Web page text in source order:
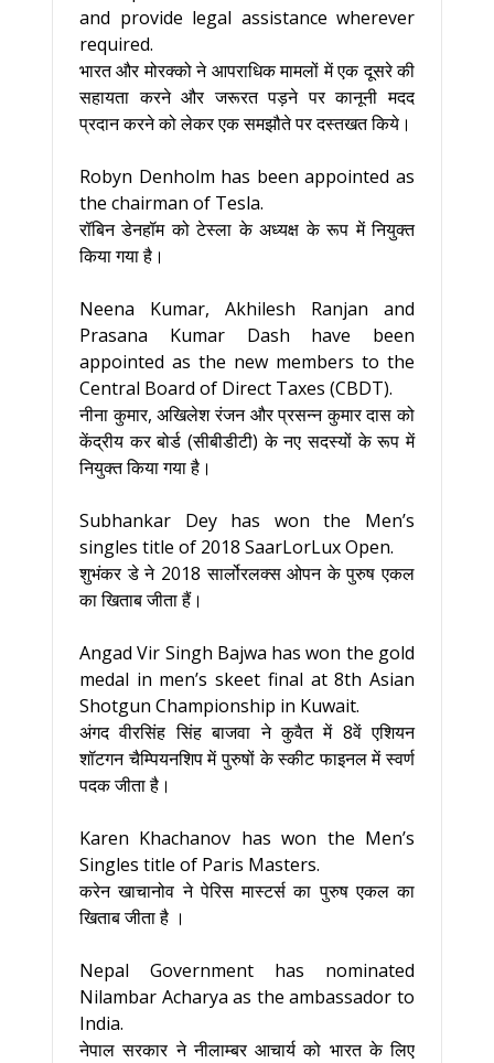
and provide legal assistance wherever
required.
भारत और मोरक्को ने आपराधिक मामलों में एक दूसरे की
सहायता करने और जरूरत पड़ने पर कानूनी मदद
प्रदान करने को लेकर एक समझौते पर दस्तखत किये।
Robyn Denholm has been appointed as
the chairman of Tesla.
रॉबिन डेनहॉम को टेस्ला के अध्यक्ष के रूप में नियुक्त
किया गया है।
Neena Kumar, Akhilesh Ranjan and
Prasana Kumar Dash have been
appointed as the new members to the
Central Board of Direct Taxes (CBDT).
नीना कुमार, अखिलेश रंजन और प्रसन्न कुमार दास को
केंद्रीय कर बोर्ड (सीबीडीटी) के नए सदस्यों के रूप में
नियुक्त किया गया है।
Subhankar Dey has won the Men’s
singles title of 2018 SaarLorLux Open.
शुभंकर डे ने 2018 सार्लोरलक्स ओपन के पुरुष एकल
का खिताब जीता हैं।
Angad Vir Singh Bajwa has won the gold
medal in men’s skeet final at 8th Asian
Shotgun Championship in Kuwait.
अंगद वीरसिंह सिंह बाजवा ने कुवैत में 8वें एशियन
शॉटगन चैम्पियनशिप में पुरुषों के स्कीट फाइनल में स्वर्ण
पदक जीता है।
Karen Khachanov has won the Men’s
Singles title of Paris Masters.
करेन खाचानोव ने पेरिस मास्टर्स का पुरुष एकल का
खिताब जीता है ।
Nepal Government has nominated
Nilambar Acharya as the ambassador to
India.
नेपाल सरकार ने नीलाम्बर आचार्य को भारत के लिए